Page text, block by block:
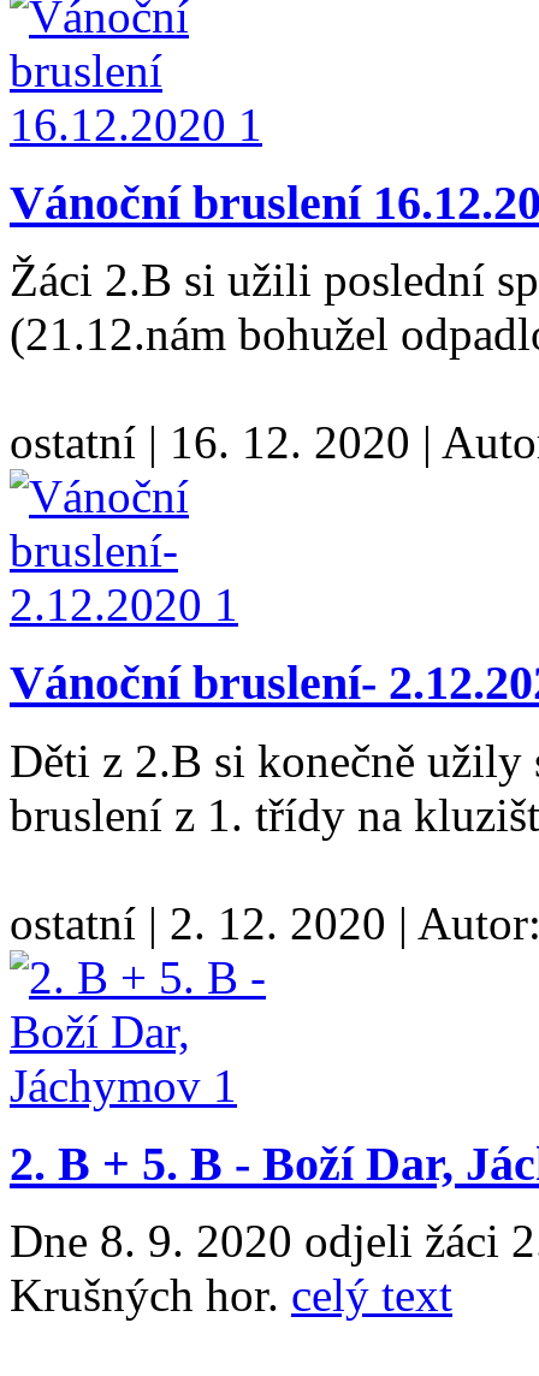
Vánoční bruslení
Žáci 2.B si užili poslední
(21.12.nám bohužel
ostatní | 16. 12. 2020 |
Vánoční bruslení-
Děti z 2.B si konečně užily
bruslení z 1. třídy na
ostatní | 2. 12. 2020 |
2. B + 5. B - Boží Dar,
Dne 8. 9. 2020 odjeli žáci
Krušných hor. celý text